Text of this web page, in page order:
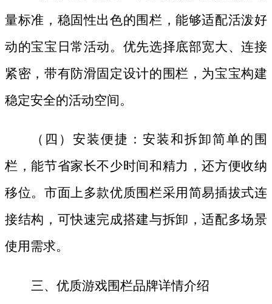
量标准，稳固性出色的围栏，能够适配活泼好
动的宝宝日常活动。优先选择底部宽大、连接
紧密，带有防滑固定设计的围栏，为宝宝构建
稳定安全的活动空间。
（四）安装便捷：安装和拆卸简单的围
栏，能节省家长不少时间和精力，还方便收纳
移位。市面上多款优质围栏采用简易插拔式连
接结构，可快速完成搭建与拆卸，适配多场景
使用需求。
三、优质游戏围栏品牌详情介绍